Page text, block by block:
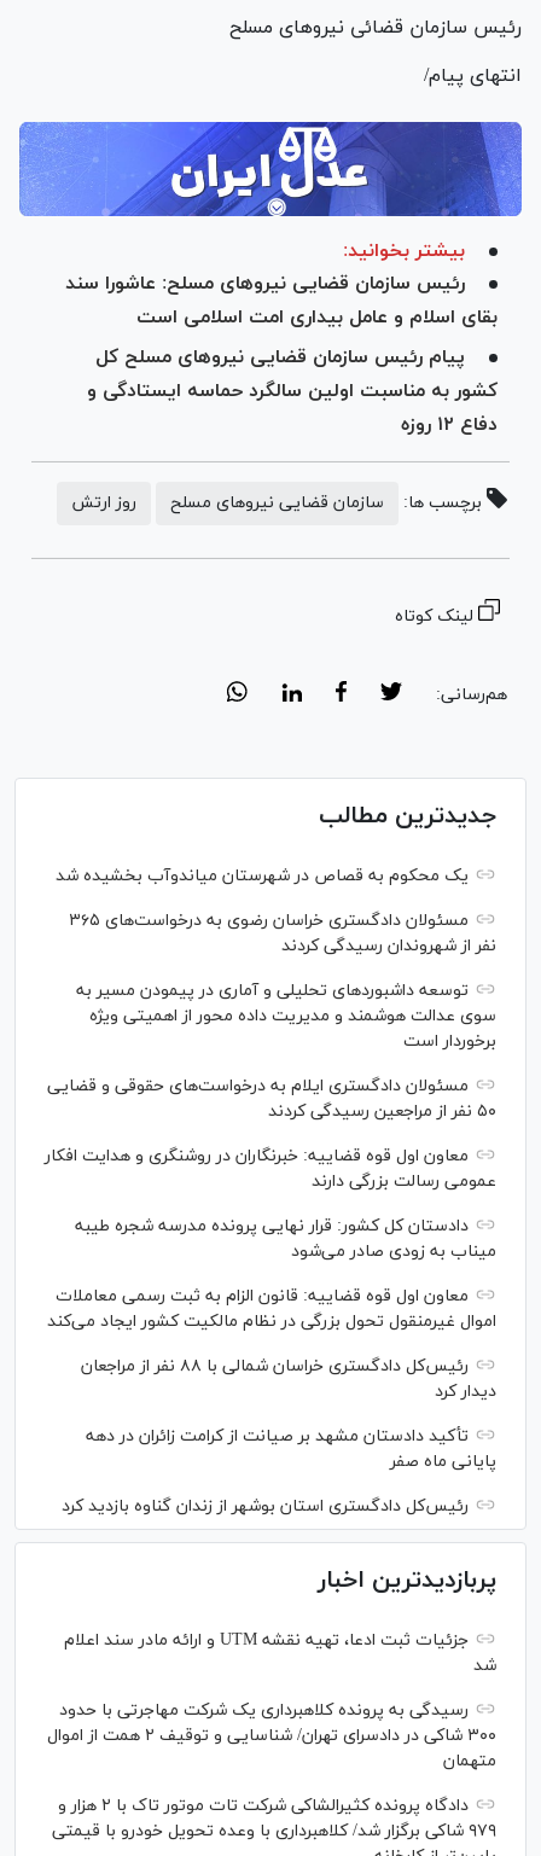
رئیس سازمان قضائی نیرو‌های مسلح
انتهای پیام/
بیشتر بخوانید:
رئیس سازمان قضایی نیرو‌های مسلح: عاشورا سند
بقای اسلام و عامل بیداری امت اسلامی است
پیام رئیس سازمان قضایی نیرو‌های مسلح کل
کشور به مناسبت اولین سالگرد حماسه ایستادگی و
دفاع ۱۲ روزه
برچسب ها: سازمان قضایی نیروهای مسلح روز ارتش
لینک کوتاه
هم‌رسانی:
جدیدترین مطالب
یک محکوم به قصاص در شهرستان میاندوآب بخشیده شد
مسئولان دادگستری خراسان رضوی به درخواست‌های ۳۶۵
نفر از شهروندان رسیدگی کردند
توسعه داشبوردهای تحلیلی و آماری در پیمودن مسیر به
سوی عدالت هوشمند و مدیریت داده محور از اهمیتی ویژه
برخوردار است
مسئولان دادگستری ایلام به درخواست‌های حقوقی و قضایی
۵۰ نفر از مراجعین رسیدگی کردند
معاون اول قوه قضاییه: خبرنگاران در روشنگری و هدایت افکار
عمومی رسالت بزرگی دارند
دادستان کل کشور: قرار نهایی پرونده مدرسه شجره طیبه
میناب به زودی صادر می‌شود
معاون اول قوه قضاییه: قانون الزام به ثبت رسمی معاملات
اموال غیرمنقول تحول بزرگی در نظام مالکیت کشور ایجاد می‌کند
رئیس‌کل دادگستری خراسان شمالی با ۸۸ نفر از مراجعان
دیدار کرد
تأکید دادستان مشهد بر صیانت از کرامت زائران در دهه
پایانی ماه صفر
رئیس‌کل دادگستری استان بوشهر از زندان گناوه بازدید کرد
پربازدیدترین اخبار
جزئیات ثبت ادعا، تهیه نقشه UTM و ارائه مادر سند اعلام
شد
رسیدگی به پرونده کلاهبرداری یک شرکت مهاجرتی با حدود
۳۰۰ شاکی در دادسرای تهران/ شناسایی و توقیف ۲ همت از اموال
متهمان
دادگاه پرونده کثیرالشاکی شرکت تات موتور تاک با ۲ هزار و
۹۷۹ شاکی برگزار شد/ کلاهبرداری با وعده تحویل خودرو با قیمتی